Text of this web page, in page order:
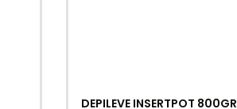
DEPILEVE INSERTPOT 800GR